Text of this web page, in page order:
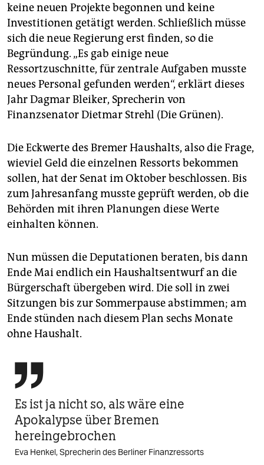
keine neuen Projekte begonnen und keine
Investitionen getätigt werden. Schließlich müsse
sich die neue Regierung erst finden, so die
Begründung. „Es gab einige neue
Ressortzuschnitte, für zentrale Aufgaben musste
neues Personal gefunden werden“, erklärt dieses
Jahr Dagmar Bleiker, Sprecherin von
Finanzsenator Dietmar Strehl (Die Grünen).
Die Eckwerte des Bremer Haushalts, also die Frage,
wieviel Geld die einzelnen Ressorts­ bekommen
sollen, hat der Senat­ im Oktober beschlossen. Bis
zum Jahresanfang musste geprüft werden, ob die
Behörden mit ihren Planungen diese Werte
einhalten können.
Nun müssen die Deputationen beraten, bis dann
Ende Mai endlich­ ein Haushaltsentwurf an die
Bürgerschaft übergeben wird. Die soll in zwei
Sitzungen bis zur Sommerpause abstimmen; am
Ende stünden nach diesem Plan sechs Monate
ohne Haushalt.

Es ist ja nicht so, als wäre eine
Apokalypse über Bremen
hereingebrochen
Eva Henkel, Sprecherin des Berliner Finanzressorts